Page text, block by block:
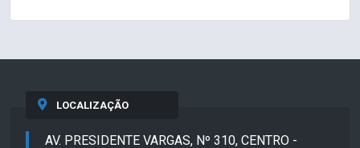
LOCALIZAÇÃO
AV. PRESIDENTE VARGAS, Nº 310, CENTRO -